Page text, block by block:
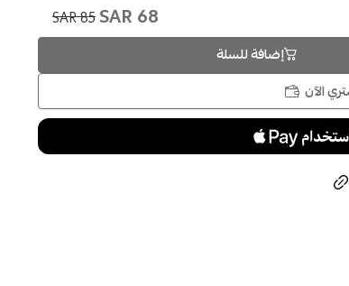
68 SAR
85 SAR
إضافة للسلة
الآن